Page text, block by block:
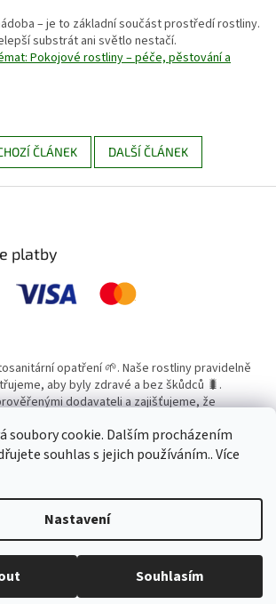
soubory cookie. Dalším procházením
souhlas s jejich používáním.. Více
Nastavení
Souhlasím
– je to základní součást prostředí rostliny.
substrát ani světlo nestačí.
Pokojové rostliny – péče, pěstování a
ČLÁNEK DALŠÍ ČLÁNEK
platby
opatření 🌱. Naše rostliny pravidelně
aby byly zdravé a bez škůdců 🐛.
dodavateli a zajišťujeme, že
Centrum SMARAGD. Všechna práva